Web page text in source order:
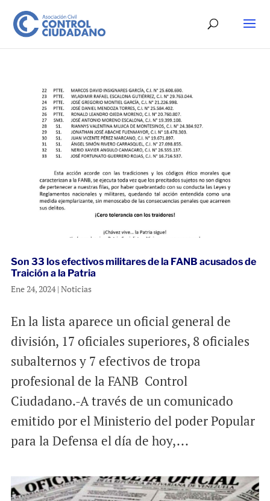
Son 33 los efectivos militares de la FANB acusados de
Traición a la Patria
Ene 24, 2024| Noticias
En la lista aparece un oficial general de
división, 17 oficiales superiores, 8 oficiales
subalternos y 7 efectivos de tropa
profesional de la FANB Control
Ciudadano.-A través de un comunicado
emitido por el Ministerio del poder Popular
para la Defensa el día de hoy,...